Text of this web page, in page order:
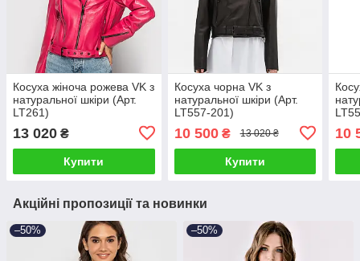
Косуха жіноча рожева VK з
натуральної шкіри (Арт.
LT261)
13 020 ₴
Купити
Косуха чорна VK з
натуральної шкіри (Арт.
LT557-201)
10 500₴ 13 020 ₴
Купити
10
Акційні пропозиції та новинки
–50% –50%